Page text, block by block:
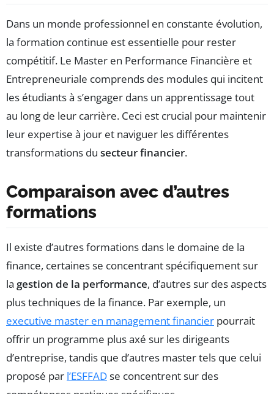
Dans un monde professionnel en constante évolution,
la formation continue est essentielle pour rester
compétitif. Le Master en Performance Financière et
Entrepreneuriale comprends des modules qui incitent
les étudiants à s’engager dans un apprentissage tout
au long de leur carrière. Ceci est crucial pour maintenir
leur expertise à jour et naviguer les différentes
transformations du secteur financier.
Comparaison avec d’autres
formations
Il existe d’autres formations dans le domaine de la
finance, certaines se concentrant spécifiquement sur
la gestion de la performance, d’autres sur des aspects
plus techniques de la finance. Par exemple, un
executive master en management financier pourrait
offrir un programme plus axé sur les dirigeants
d’entreprise, tandis que d’autres master tels que celui
proposé par l’ESFFADse concentrent sur des